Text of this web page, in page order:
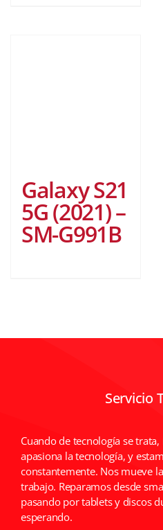
Galaxy S21
5G (2021) –
SM-G991B
Servicio
Cuando de tecnología se
apasiona la tecnología, y
constantemente. Nos mueve
trabajo. Reparamos desde
pasando por tablets y discos
esperando.